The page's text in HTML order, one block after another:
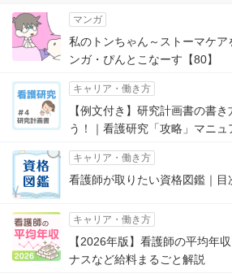
マンガ
私のトンちゃん～ストーマケ
ンガ・ぴんとこなーす【80】
キャリア・働き方
【例文付き】研究計画書の書
う！｜看護研究「攻略」マニュ
キャリア・働き方
看護師が取りたい資格図鑑｜目
キャリア・働き方
【2026年版】看護師の平均年
ナスなど給料まるごと解説